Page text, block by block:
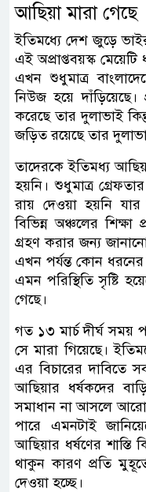
আছিয়া মারা গেছে
ইতিমধ্যে দেশ জুড়ে
এই অপ্রাপ্তবয়স্ক মেয়েটি
এখন শুধুমাত্র
নিউজ হয়ে দাঁড়িয়েছে।
করেছে তার দুলাভাই
জড়িত রয়েছে তার
তাদেরকে ইতিমধ্য
হয়নি। শুধুমাত্র
রায় দেওয়া হয়নি যার
বিভিন্ন অঞ্চলের শিক্ষা
গ্রহণ করার জন্য
এখন পর্যন্ত কোন
এমন পরিস্থিতি সৃষ্টি
গেছে।
গত ১৩ মার্চ দীর্ঘ সময়
সে মারা গিয়েছে।
এর বিচারের দাবিতে
আছিয়ার ধর্ষকদের
সমাধান না আসলে আরো
পারে এমনটাই
আছিয়ার ধর্ষণের
থাকুন কারণ প্রতি
দেওয়া হচ্ছে।